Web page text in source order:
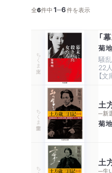
全6件中1─6件を表示
ちくま文庫
「
菊
騒
22
【
ちくま学芸文庫
土
─新
菊
土
─生